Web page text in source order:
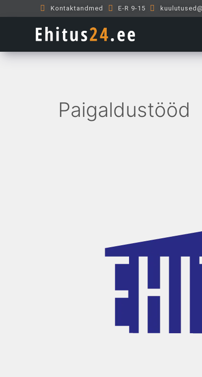
to
Kontaktandmed E-R 9-15
Paigaldustööd